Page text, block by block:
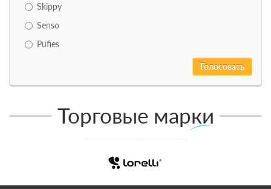
Skippy
Senso
Pufies
Торговые марки